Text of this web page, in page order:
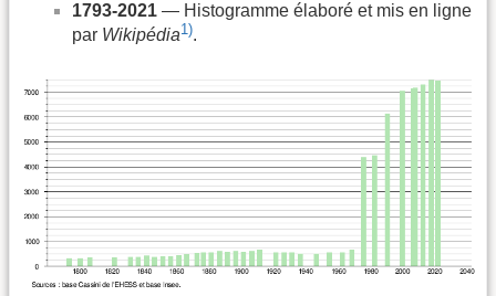
1793-2021 — Histogramme élaboré et mis en ligne
par Wikipédia1).